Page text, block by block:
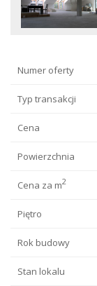
Numer oferty
Typ transakcji
Cena
Powierzchnia
Cena za m2
Piętro
Rok budowy
Stan lokalu